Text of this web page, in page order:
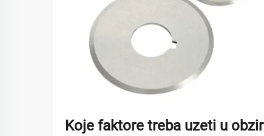
Koje faktore treba uzeti u obzir